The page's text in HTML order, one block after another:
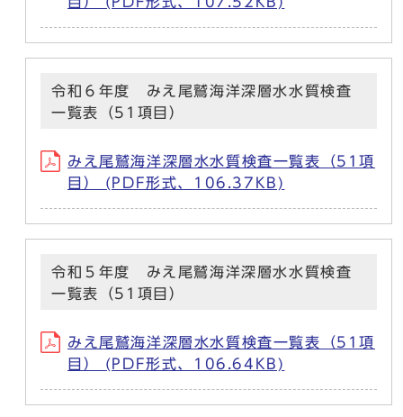
令和６年度 みえ尾鷲海洋深層水水質検査
一覧表（51項目）
みえ尾鷲海洋深層水水質検査一覧表（51項
目） (PDF形式、106.37KB)
令和５年度 みえ尾鷲海洋深層水水質検査
一覧表（51項目）
みえ尾鷲海洋深層水水質検査一覧表（51項
目） (PDF形式、106.64KB)